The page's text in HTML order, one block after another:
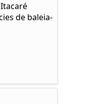
de baleia-